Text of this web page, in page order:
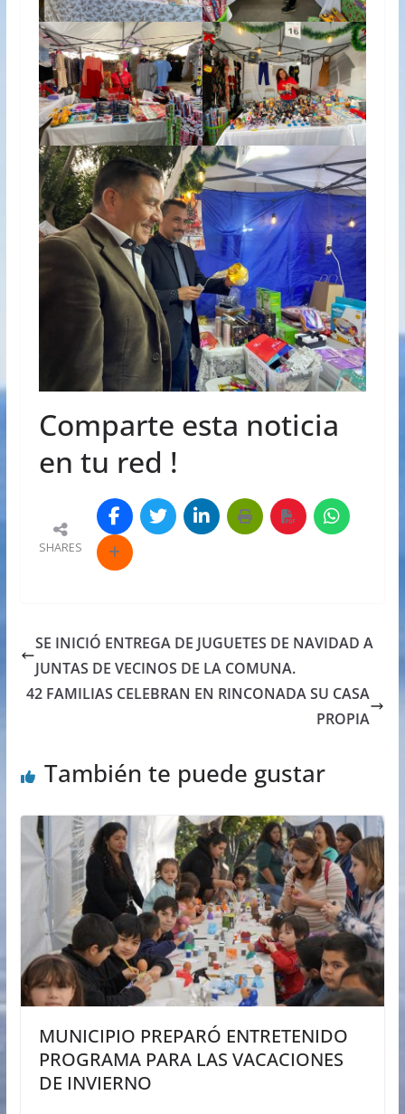
Comparte esta noticia
en tu red !
SHARES
SE INICIÓ ENTREGA DE JUGUETES DE NAVIDAD A
JUNTAS DE VECINOS DE LA COMUNA.
42 FAMILIAS CELEBRAN EN RINCONADA SU CASA
PROPIA
También te puede gustar
MUNICIPIO PREPARÓ ENTRETENIDO
PROGRAMA PARA LAS VACACIONES
DE INVIERNO